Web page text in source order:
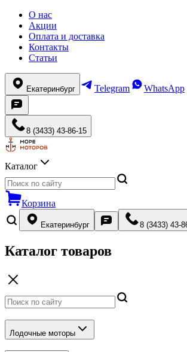
О нас
Акции
Оплата и доставка
Контакты
Статьи
Екатеринбург Telegram WhatsApp
8 (3433) 43-86-15
Каталог
Корзина
Екатеринбург 8 (3433) 43-
Каталог товаров
Лодочные моторы